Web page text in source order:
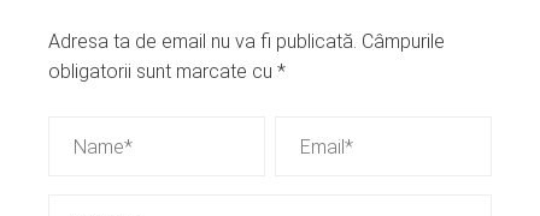
Adresa ta de email nu va fi publicată. Câmpurile
obligatorii sunt marcate cu *